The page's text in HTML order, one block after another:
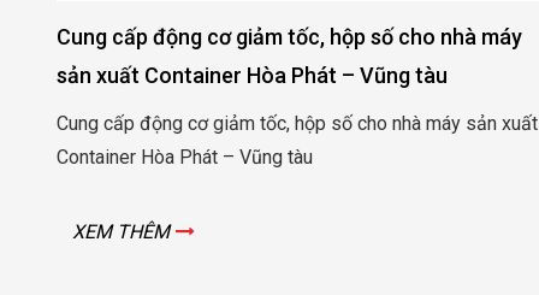
Cung cấp động cơ giảm tốc, hộp số cho nhà máy
sản xuất Container Hòa Phát – Vũng tàu
Cung cấp động cơ giảm tốc, hộp số cho nhà máy sản xuất
Container Hòa Phát – Vũng tàu
XEM THÊM